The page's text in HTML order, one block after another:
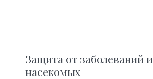
Защита от заболеваний и
насекомых